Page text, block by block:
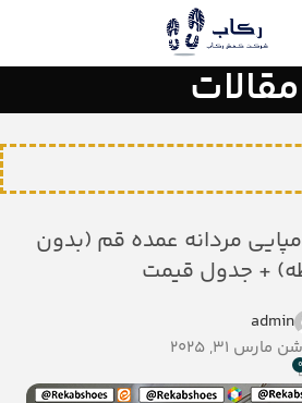
مقالات
مردانه عمده قم (بدون
+ جدول قیمت
admin
مارس 31, 2025
0